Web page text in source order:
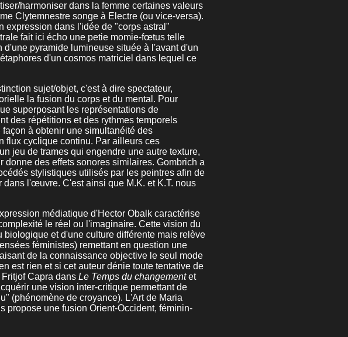
harmoniser dans la femme certaines valeurs
Clytemnestre songe à Electre (ou vice-versa).
expression dans l'idée de "corps astral"
fait ici écho une petie momie-fœtus telle
pyramide lumineuse située à l'avant d'un
d'un cosmos matriciel dans lequel ce
sujet/objet, c'est à dire spectateur,
la fusion du corps et du mental. Pour
superposant les représentations de
des répétitions et des rythmes temporels
à obtenir une simultanéité des
flux cyclique continu. Par ailleurs ces
jeu de trames qui engendre une autre texture,
des effets sonores similaires. Gombrich a
stylistiques utilisés par les peintres afin de
l'œuvre. C'est ainsi que M.K. et K.T. nous
médiatique d'Hector Obalk caractérise
le réel ou l'imaginaire. Cette vision du
et d'une culture différente mais relève
féministes) remettant en question une
de la connaissance objective le seul mode
est rien et si cet auteur dénie toute tentative de
Capra dans Le Temps du changementet
une vision inter-critique permettant de
(phénomène de croyance). L'Art de Maria
propose une fusion Orient-Occident, féminin-